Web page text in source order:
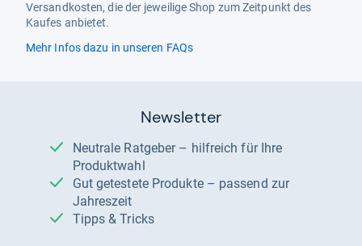
Versandkosten, die der jeweilige Shop zum Zeitpunkt des
Kaufes anbietet.
Mehr Infos dazu in unseren FAQs
Newsletter
Neutrale Ratgeber – hilfreich für Ihre
Produktwahl
Gut getestete Produkte – passend zur
Jahreszeit
Tipps & Tricks